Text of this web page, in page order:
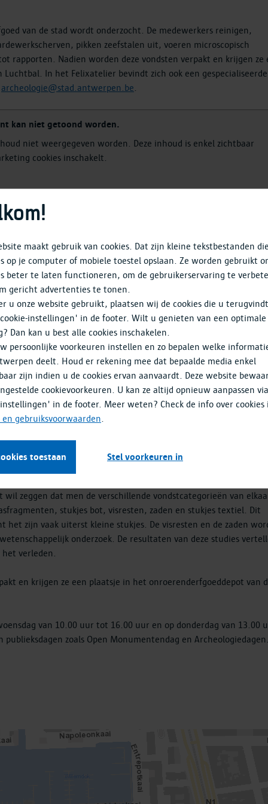
van de stad wordt onderzocht. De medewerkers reinigen,
pikken zeefstalen uit, voeren microscopisch
rapporten. Nadien worden deze vondsten verpakt en krijgen ze
In het Felixatelier bevindt zich ook een gespecialiseerde
archeologie@stad.antwerpen.be.
kan niet getoond worden.
niet weergegeven worden. Deze inhoud is enkel zichtbaar
cookies inschakelt.
cookie instellingen
de opgraving gewassen worden. Met behulp van stromend water
verwijderd. Zo komen er vaak prachtige versieringen en/of
gedroogd in speciale droogbakken.
het atelier terecht komen, worden zorgvuldig geregistreerd en
van de keramiekfragmenten gebeurt eveneens in het
en gedroogd zijn, worden ze per context en per aardewerksoort
start gaan, een werkje waarbij men letterlijk het verleden
genomen voor wetenschappelijk onderzoek. Alle grond
atelier gezeefd op drie verschillende maaswijdtes (4
in verschillende categorieën met een verschillend doel
zeggen dat men de verschillende vondstcategorieën van
stukjes bot, visresten, zaden en stukjes textiel. Dit
zijn vaak uiterst kleine stukjes. De visresten en de zaden
onderzoek. De resultaten van deze studies
verleden.
en krijgen ze een plaatsje in het onroerenderfgoeddepot van
van 10.00 uur tot 16.00 uur en op donderdag van 13.00
zoals Open Monumentendag en Archeologiedagen.
maakt gebruik van cookies. Dat zijn kleine tekstbestanden die
op je computer of mobiele toestel opslaan. Ze worden gebruikt
beter te laten functioneren, om de gebruikerservaring te
gericht advertenties te tonen.
u onze website gebruikt, plaatsen wij de cookies die u
instellingen' in de footer. Wilt u genieten van een optimale
Dan kan u best alle cookies inschakelen.
persoonlijke voorkeuren instellen en zo bepalen welke
deelt. Houd er rekening mee dat bepaalde media enkel
zijn indien u de cookies ervan aanvaardt. Deze website
cookievoorkeuren. U kan ze altijd opnieuw aanpassen via
in de footer. Meer weten? Check de info over cookies
en gebruiksvoorwaarden
toestaan Stel voorkeuren in